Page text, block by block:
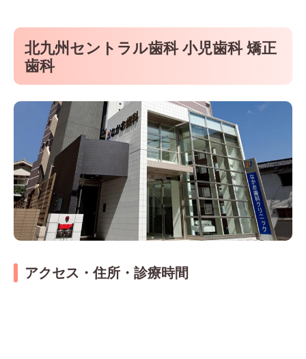
北九州セントラル歯科 小児歯科 矯正
歯科
アクセス・住所・診療時間